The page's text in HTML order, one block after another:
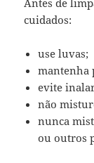
cuidados:
use luvas;
mantenha
evite
não
nunca
ou outros